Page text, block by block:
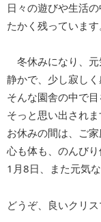
日々の遊びや生活
たかく残っています
冬休みになり、元
静かで、少し寂しく
そんな園舎の中で
そっと思い出されま
お休みの間は、ご
心も体も、のんびり
1月8日、また元気
どうぞ、良いクリ